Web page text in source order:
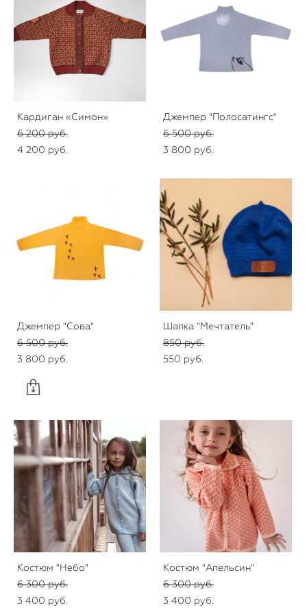
Кардиган «Симон»
6 200 pуб.
4 200 pуб.
Джемпер "Полосатингс"
6 500 pуб.
3 800 pуб.
Джемпер "Сова"
6 500 pуб.
3 800 pуб.
Шапка "Мечтатель"
850 pуб.
550 pуб.
Костюм "Небо"
6 300 pуб.
3 400 pуб.
Костюм "Апельсин"
6 300 pуб.
3 400 pуб.